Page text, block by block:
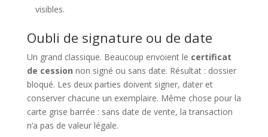
visibles.
Oubli de signature ou de date
Un grand classique. Beaucoup envoient le certificat
de cession non signé ou sans date. Résultat : dossier
bloqué. Les deux parties doivent signer, dater et
conserver chacune un exemplaire. Même chose pour la
carte grise barrée : sans date de vente, la transaction
n’a pas de valeur légale.